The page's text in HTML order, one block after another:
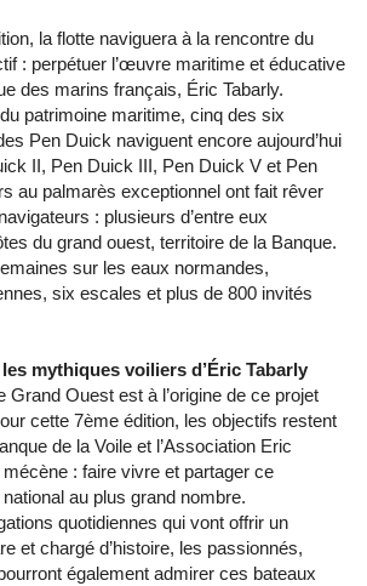
la flotte naviguera à la rencontre du
: perpétuer l’œuvre maritime et éducative
des marins français, Éric Tabarly.
patrimoine maritime, cinq des six
Pen Duick naviguent encore aujourd’hui
II, Pen Duick III, Pen Duick V et Pen
au palmarès exceptionnel ont fait rêver
: plusieurs d’entre eux
du grand ouest, territoire de la Banque.
sur les eaux normandes,
six escales et plus de 800 invités
mythiques voiliers d’Éric Tabarly
Grand Ouest est à l’origine de ce projet
cette 7ème édition, les objectifs restent
de la Voile et l’Association Eric
: faire vivre et partager ce
au plus grand nombre.
quotidiennes qui vont offrir un
et chargé d’histoire, les passionnés,
également admirer ces bateaux